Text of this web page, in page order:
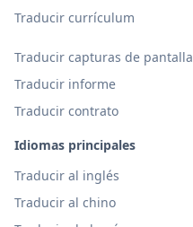
Traducir currículum
Traducir capturas de pantalla
Traducir informe
Traducir contrato
Idiomas principales
Traducir al inglés
Traducir al chino